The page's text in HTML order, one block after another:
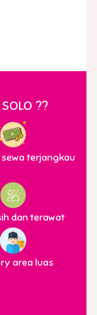
??
terjangkau
dan terawat
area luas